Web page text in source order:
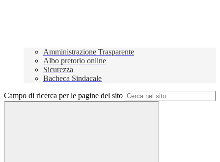
Amministrazione Trasparente
Albo pretorio online
Sicurezza
Bacheca Sindacale
Campo di ricerca per le pagine del sito